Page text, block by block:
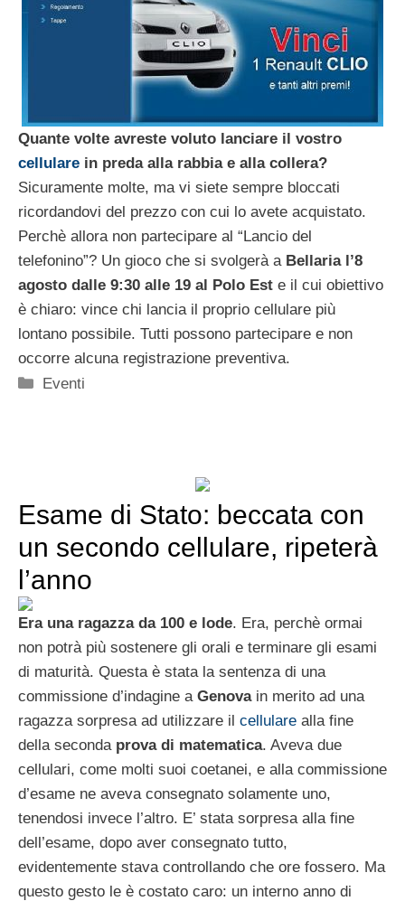
Quante volte avreste voluto lanciare il vostro
cellulare in preda alla rabbia e alla collera?
Sicuramente molte, ma vi siete sempre bloccati
ricordandovi del prezzo con cui lo avete acquistato.
Perchè allora non partecipare al “Lancio del
telefonino”? Un gioco che si svolgerà a Bellaria l’8
agosto dalle 9:30 alle 19 al Polo Est e il cui obiettivo
è chiaro: vince chi lancia il proprio cellulare più
lontano possibile. Tutti possono partecipare e non
occorre alcuna registrazione preventiva.
Categorie
Eventi
Esame di Stato: beccata con
un secondo cellulare, ripeterà
l’anno
Era una ragazza da 100 e lode. Era, perchè ormai
non potrà più sostenere gli orali e terminare gli esami
di maturità. Questa è stata la sentenza di una
commissione d’indagine a Genovain merito ad una
ragazza sorpresa ad utilizzare il cellulare alla fine
della seconda prova di matematica. Aveva due
cellulari, come molti suoi coetanei, e alla commissione
d’esame ne aveva consegnato solamente uno,
tenendosi invece l’altro. E’ stata sorpresa alla fine
dell’esame, dopo aver consegnato tutto,
evidentemente stava controllando che ore fossero. Ma
questo gesto le è costato caro: un interno anno di